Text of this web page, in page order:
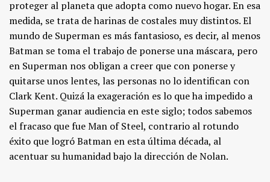
proteger al planeta que adopta como nuevo hogar. En esa
medida, se trata de harinas de costales muy distintos. El
mundo de Superman es más fantasioso, es decir, al menos
Batman se toma el trabajo de ponerse una máscara, pero
en Superman nos obligan a creer que con ponerse y
quitarse unos lentes, las personas no lo identifican con
Clark Kent. Quizá la exageración es lo que ha impedido a
Superman ganar audiencia en este siglo; todos sabemos
el fracaso que fue Man of Steel, contrario al rotundo
éxito que logró Batman en esta última década, al
acentuar su humanidad bajo la dirección de Nolan.